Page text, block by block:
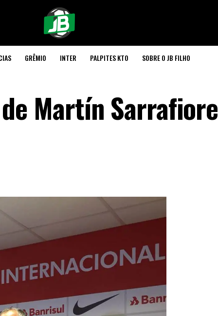
GRÊMIO INTER PALPITES KTO SOBRE O JB FILHO
Martín Sarrafiore